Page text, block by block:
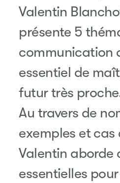
Valentin
présente 5
communication
essentiel de
futur très
Au travers de
exemples et cas
Valentin aborde
essentielles